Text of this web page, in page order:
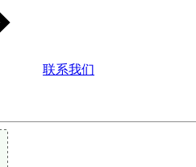
联系我们